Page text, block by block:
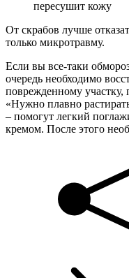
пересушит кожу
От скрабов лучше
только микротравму.
Если вы все-таки
очередь необходимо
поврежденному участку,
«Нужно плавно
– помогут легкий
кремом. После этого